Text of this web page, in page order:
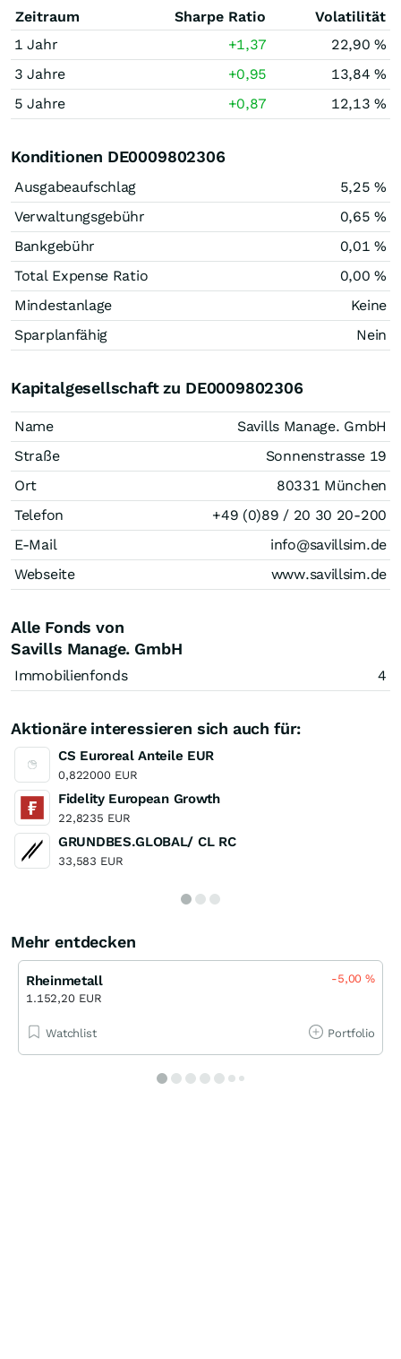
Zeitraum Sharpe Ratio
Volatilität
1 Jahr
+1,37
22,90 %
3 Jahre
+0,95
13,84 %
5 Jahre
+0,87 12,13 %
Konditionen DE0009802306
Ausgabeaufschlag
5,25 %
Verwaltungsgebühr
0,65 %
Bankgebühr
0,01 %
Total Expense Ratio
0,00 %
Mindestanlage
Keine
Sparplanfähig
Nein
Kapitalgesellschaft zu DE0009802306
Name
Savills Manage. GmbH
Straße
Sonnenstrasse 19
Ort
80331 München
Telefon
+49 (0)89 / 20 30 20-200
E-Mail
info@savillsim.de
Webseite
www.savillsim.de
Alle Fonds von
Savills Manage. GmbH
Immobilienfonds 4
Aktionäre interessieren sich auch für:
CS Euroreal Anteile EUR
0,822000 EUR
Fidelity European Growth
22,8235 EUR
GRUNDBES.GLOBAL/ CL RC
33,583 EUR
Mehr entdecken
Rheinmetall
1.152,20 EUR
-5,00%
Watchlist Portfolio